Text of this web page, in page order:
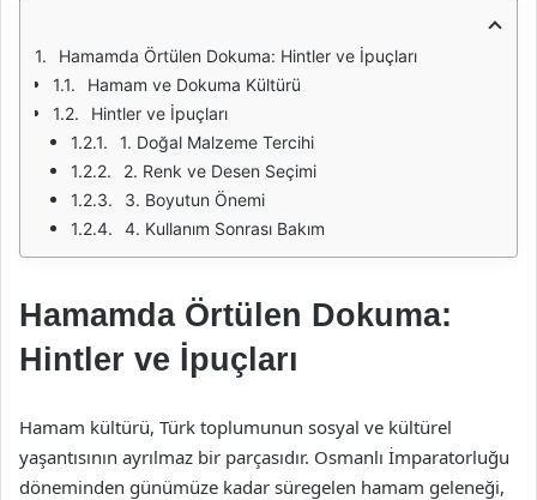
Hamamda Örtülen Dokuma: Hintler ve İpuçları
Hamam ve Dokuma Kültürü
Hintler ve İpuçları
1. Doğal Malzeme Tercihi
2. Renk ve Desen Seçimi
3. Boyutun Önemi
4. Kullanım Sonrası Bakım
Hamamda Örtülen Dokuma:
Hintler ve İpuçları
Hamam kültürü, Türk toplumunun sosyal ve kültürel
yaşantısının ayrılmaz bir parçasıdır. Osmanlı İmparatorluğu
döneminden günümüze kadar süregelen hamam geleneği,